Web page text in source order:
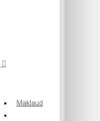
Maklaud